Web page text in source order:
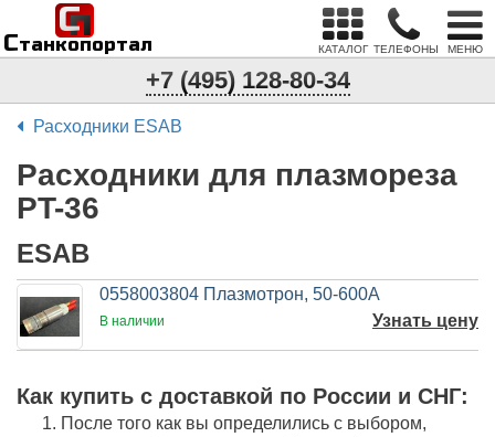
Станкопортал
п
С
КАТАЛОГ ТЕЛЕФОНЫ МЕНЮ
+7 (495) 128-80-34
Расходники ESAB
Расходники для плазмореза
PT-36
ESAB
0558003804 Плазмотрон, 50-600А
В наличии Узнать цену
Как купить c доставкой по России и СНГ:
После того как вы определились с выбором,